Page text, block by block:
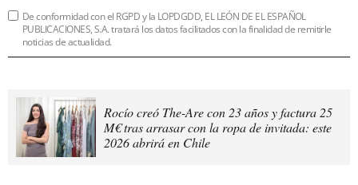
De conformidad con el RGPD y la LOPDGDD, EL LEÓN DE EL ESPAÑOL
PUBLICACIONES, S.A. tratará los datos facilitados con la finalidad de remitirle
noticias de actualidad.
Rocío creó The-Are con 23 años y factura 25
M€ tras arrasar con la ropa de invitada: este
2026 abrirá en Chile